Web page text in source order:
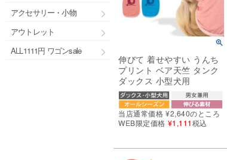
アクセサリー・小物
アウトレット
ALL1111円 ワゴンsale
伸びて 着せやすい うんち
プリント ベア天竺 タンク
ダックス 小型犬用
当店通常価格 ¥2,640のところ
WEB限定価格 ¥1,111税込